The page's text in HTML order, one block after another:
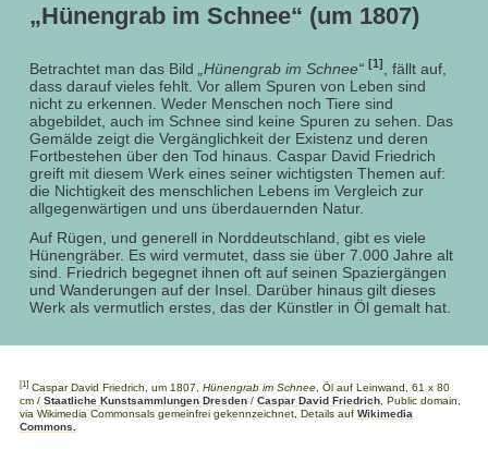
„Hünengrab im Schnee“ (um 1807)
Betrachtet man das Bild „Hünengrab im Schnee“ [1]
, fällt auf,
dass darauf vieles fehlt. Vor allem Spuren von Leben sind
nicht zu erkennen. Weder Menschen noch Tiere sind
abgebildet, auch im Schnee sind keine Spuren zu sehen. Das
Gemälde zeigt die Vergänglichkeit der Existenz und deren
Fortbestehen über den Tod hinaus. Caspar David Friedrich
greift mit diesem Werk eines seiner wichtigsten Themen auf:
die Nichtigkeit des menschlichen Lebens im Vergleich zur
allgegenwärtigen und uns überdauernden Natur.
Auf Rügen, und generell in Norddeutschland, gibt es viele
Hünengräber. Es wird vermutet, dass sie über 7.000 Jahre alt
sind. Friedrich begegnet ihnen oft auf seinen Spaziergängen
und Wanderungen auf der Insel. Darüber hinaus gilt dieses
Werk als vermutlich erstes, das der Künstler in Öl gemalt hat.
[1]Caspar David Friedrich, um 1807, Hünengrab im Schnee, Öl auf Leinwand, 61 x 80
cm / Staatliche Kunstsammlungen Dresden/ Caspar David Friedrich, Public domain,
via Wikimedia Commonsals gemeinfrei gekennzeichnet, Details auf Wikimedia
Commons.